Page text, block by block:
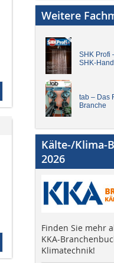
Weitere
SHK Profi
SHK-
tab – Das
Branche
Kälte-/Klima-
2026
Finden Sie mehr
KKA-
Klimatechnik!